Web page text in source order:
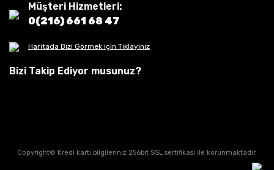
Müşteri Hizmetleri:
0(216) 661 68 47
Haritada Bizi Görmek için Tıklayınız
Bizi Takip Ediyor musunuz?
Copyright© Kredi kartı bilgileriniz 256bit SSL sertifikası ile korunmaktadır.